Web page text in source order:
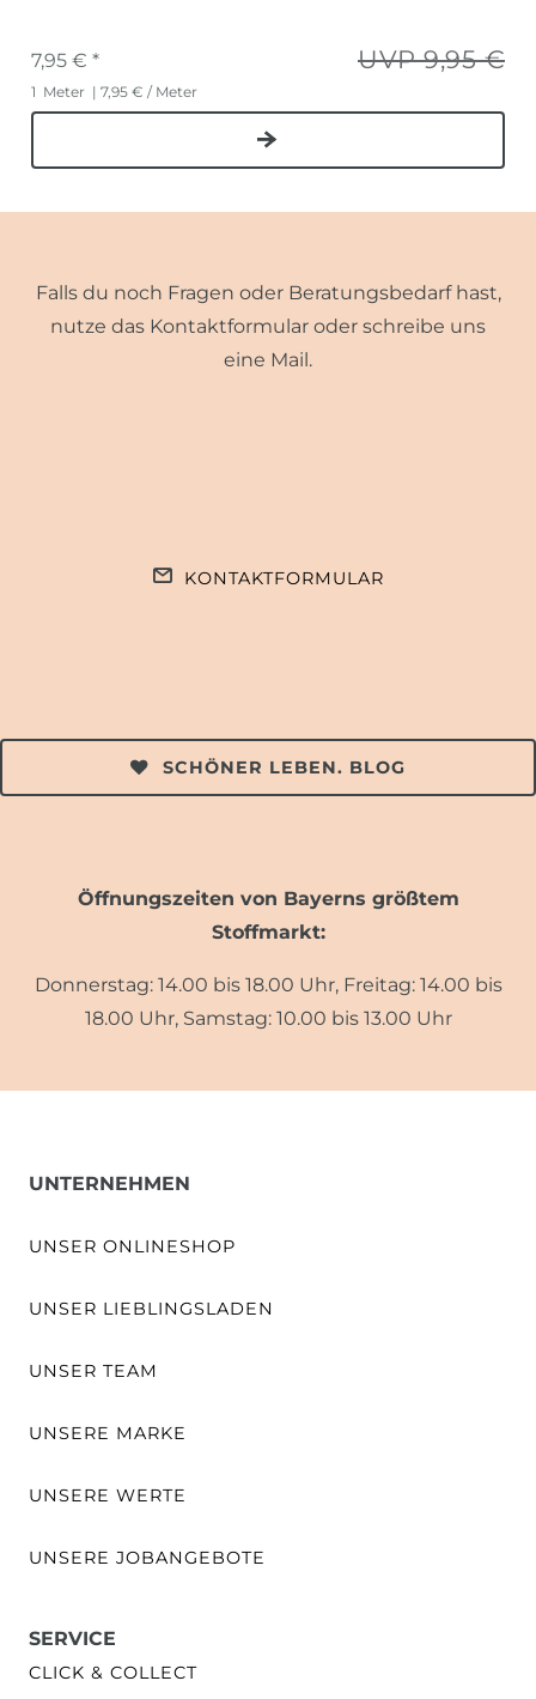
UVP 9,95 €
7,95 € *
1 Meter | 7,95 € / Meter
Falls du noch Fragen oder Beratungsbedarf hast,
nutze das Kontaktformular oder schreibe uns
eine Mail.
KONTAKTFORMULAR
SCHÖNER LEBEN. BLOG
Öffnungszeiten von Bayerns größtem
Stoffmarkt:
Donnerstag: 14.00 bis 18.00 Uhr, Freitag: 14.00 bis
18.00 Uhr, Samstag: 10.00 bis 13.00 Uhr
UNTERNEHMEN
UNSER ONLINESHOP
UNSER LIEBLINGSLADEN
UNSER TEAM
UNSERE MARKE
UNSERE WERTE
UNSERE JOBANGEBOTE
SERVICE
CLICK & COLLECT